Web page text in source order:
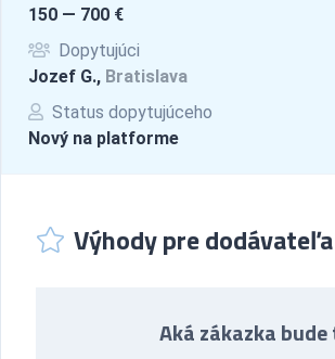
150 — 700 €
Dopytujúci
Jozef G., Bratislava
Status dopytujúceho
Nový na platforme
Výhody pre dodávateľa
Aká zákazka bude